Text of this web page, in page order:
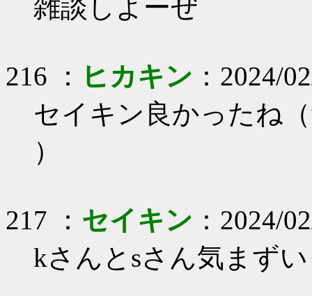
雑談しよーぜ
216 ： ヒカキン ：2024/
セイキン良かったね
）
217 ： セイキン ：2024/
kさんとsさん気まず